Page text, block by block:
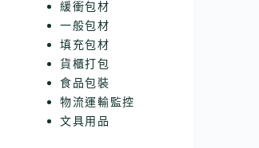
緩衝包材
一般包材
填充包材
貨櫃打包
食品包裝
物流運輸監控
文具用品